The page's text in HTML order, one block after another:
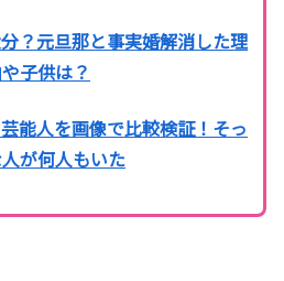
？元旦那と事実婚解消した理
子供は？
能人を画像で比較検証！そっ
が何人もいた